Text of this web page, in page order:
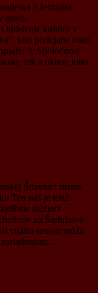
5.februára
novo-
kultúry v
toto podujatie malo
3/ Spoločnosť
rok a okrem toho
Štiavnici máme
náš je totiž
slúžiaci
na Štefultove
vitálni seniori môžu